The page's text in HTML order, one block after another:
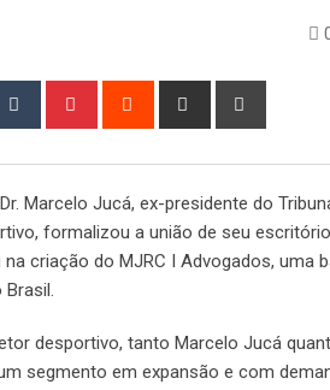
Tumblr Pinterest Reddit
Share
Marcelo Jucá, ex-presidente do
formalizou a união de seu
criação do MJRC I Advogados, uma
desportivo, tanto Marcelo Jucá
segmento em expansão e com